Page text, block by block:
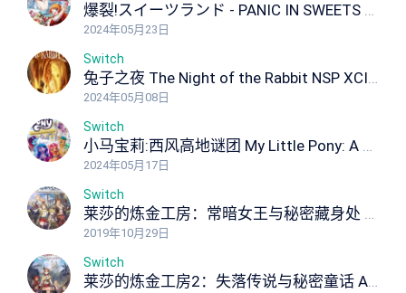
爆裂!スイーツランド - PANIC IN SWEETS LAND Panic in Sweets Land NSP XCI ROM
2024年05月23日
Switch
兔子之夜 The Night of the Rabbit NSP XCI ROM
2024年05月08日
Switch
小马宝莉:西风高地谜团 My Little Pony: A Zephyr Heights Mystery NSP XCI ROM
2024年05月17日
Switch
莱莎的炼金工房：常暗女王与秘密藏身处 Atelier Ryza: Ever Darkness the Secret Hideout NSP XCI ROM
2019年10月29日
Switch
莱莎的炼金工房2：失落传说与秘密童话 Atelier Ryza 2 Lost Legends & the Secret Fairy NSP XCI ROM